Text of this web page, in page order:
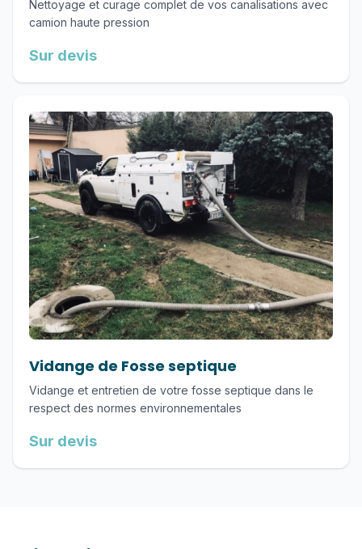
Nettoyage et curage complet de vos canalisations avec
camion haute pression
Sur devis
Vidange de Fosse septique
Vidange et entretien de votre fosse septique dans le
respect des normes environnementales
Sur devis